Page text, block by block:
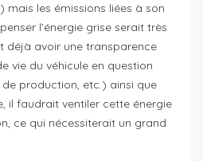
mais les émissions liées à son
l’énergie grise serait très
déjà avoir une transparence
vie du véhicule en question
production, etc.) ainsi que
il faudrait ventiler cette énergie
ce qui nécessiterait un grand